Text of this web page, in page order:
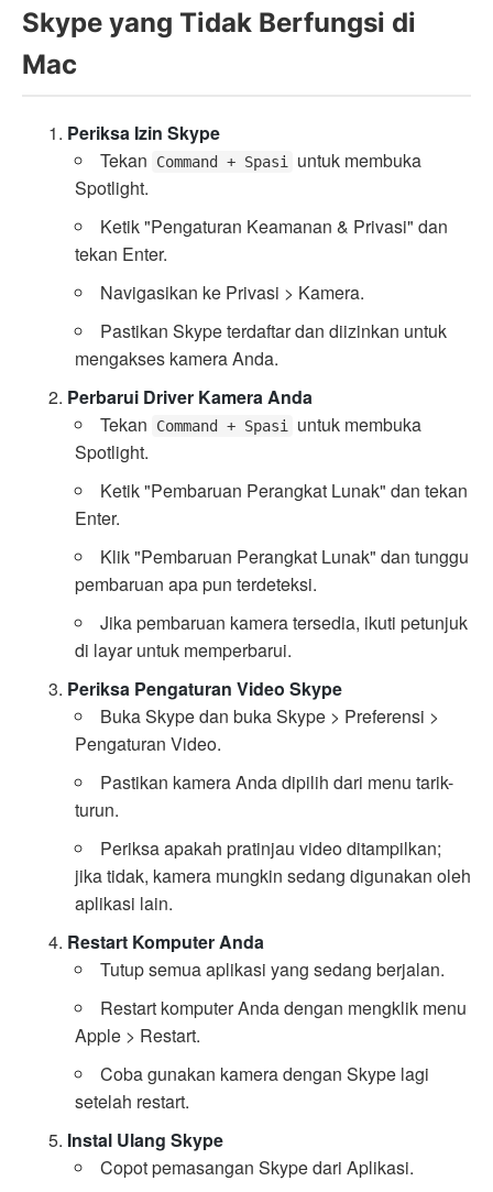
Skype yang Tidak Berfungsi di
Mac
Periksa Izin Skype
Tekan
Command + Spasi
untuk membuka
Spotlight.
Ketik "Pengaturan Keamanan & Privasi" dan
tekan Enter.
Navigasikan ke Privasi > Kamera.
Pastikan Skype terdaftar dan diizinkan untuk
mengakses kamera Anda.
Perbarui Driver Kamera Anda
Tekan
Command + Spasi
untuk membuka
Spotlight.
Ketik "Pembaruan Perangkat Lunak" dan tekan
Enter.
Klik "Pembaruan Perangkat Lunak" dan tunggu
pembaruan apa pun terdeteksi.
Jika pembaruan kamera tersedia, ikuti petunjuk
di layar untuk memperbarui.
Periksa Pengaturan Video Skype
Buka Skype dan buka Skype > Preferensi >
Pengaturan Video.
Pastikan kamera Anda dipilih dari menu tarik-
turun.
Periksa apakah pratinjau video ditampilkan;
jika tidak, kamera mungkin sedang digunakan oleh
aplikasi lain.
Restart Komputer Anda
Tutup semua aplikasi yang sedang berjalan.
Restart komputer Anda dengan mengklik menu
Apple > Restart.
Coba gunakan kamera dengan Skype lagi
setelah restart.
Instal Ulang Skype
Copot pemasangan Skype dari Aplikasi.